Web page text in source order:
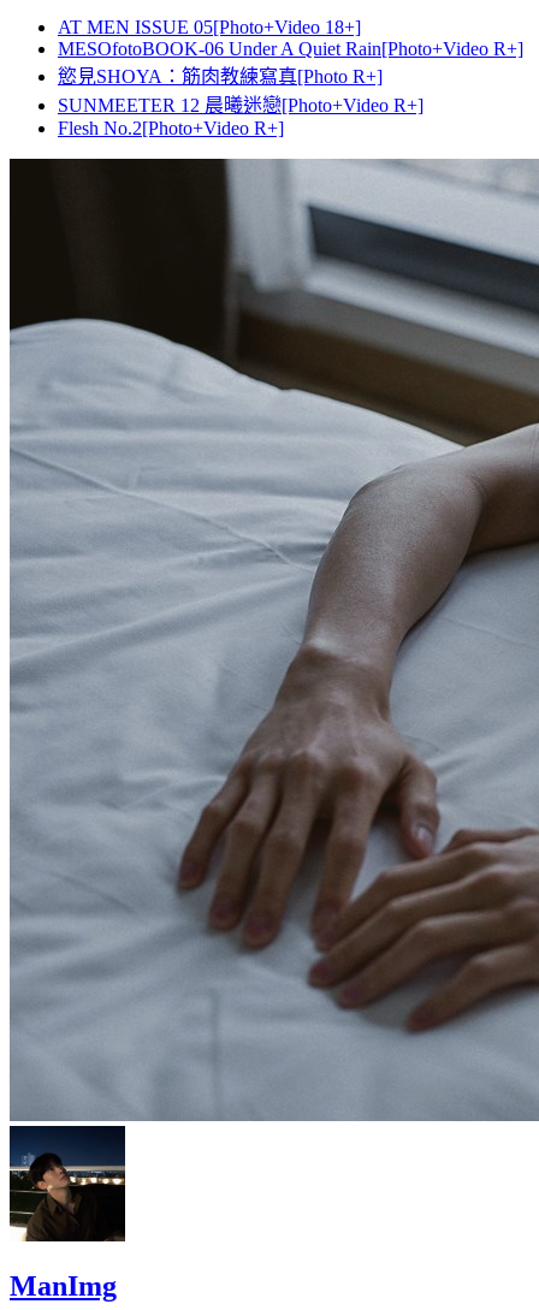
AT MEN ISSUE 05[Photo+Video 18+]
MESOfotoBOOK-06 Under A Quiet Rain[Photo+Video R+]
慾見SHOYA：筋肉教練寫真[Photo R+]
SUNMEETER 12 晨曦迷戀[Photo+Video R+]
Flesh No.2[Photo+Video R+]
ManImg